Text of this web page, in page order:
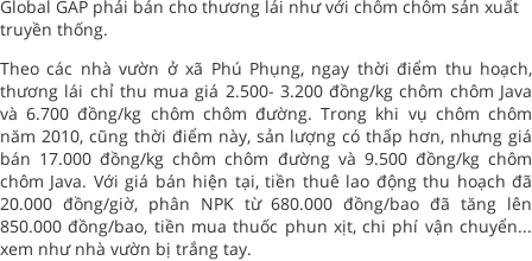
Global GAP phải bán cho thương lái như với chôm chôm sản xuất
truyền thống.
Theo các nhà vườn ở xã Phú Phụng, ngay thời điểm thu hoạch,
thương lái chỉ thu mua giá 2.500- 3.200 đồng/kg chôm chôm Java
và 6.700 đồng/kg chôm chôm đường. Trong khi vụ chôm chôm
năm 2010, cũng thời điểm này, sản lượng có thấp hơn, nhưng giá
bán 17.000 đồng/kg chôm chôm đường và 9.500 đồng/kg chôm
chôm Java. Với giá bán hiện tại, tiền thuê lao động thu hoạch đã
20.000 đồng/giờ, phân NPK từ 680.000 đồng/bao đã tăng lên
850.000 đồng/bao, tiền mua thuốc phun xịt, chi phí vận chuyển...
xem như nhà vườn bị trắng tay.